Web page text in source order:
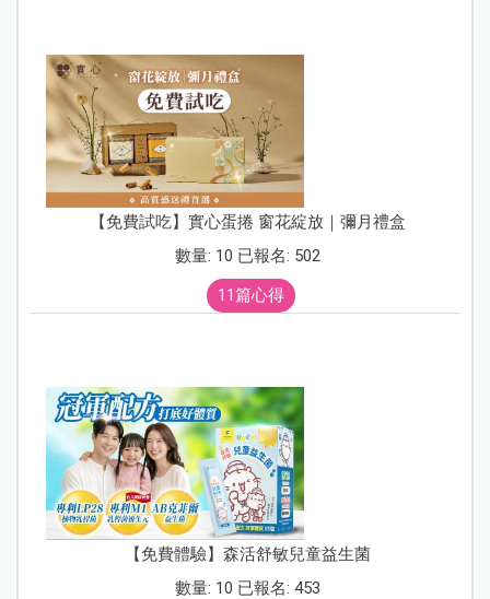
【免費試吃】實心蛋捲 窗花綻放｜彌月禮盒
數量: 10 已報名: 502
11篇心得
【免費體驗】森活舒敏兒童益生菌
數量: 10 已報名: 453